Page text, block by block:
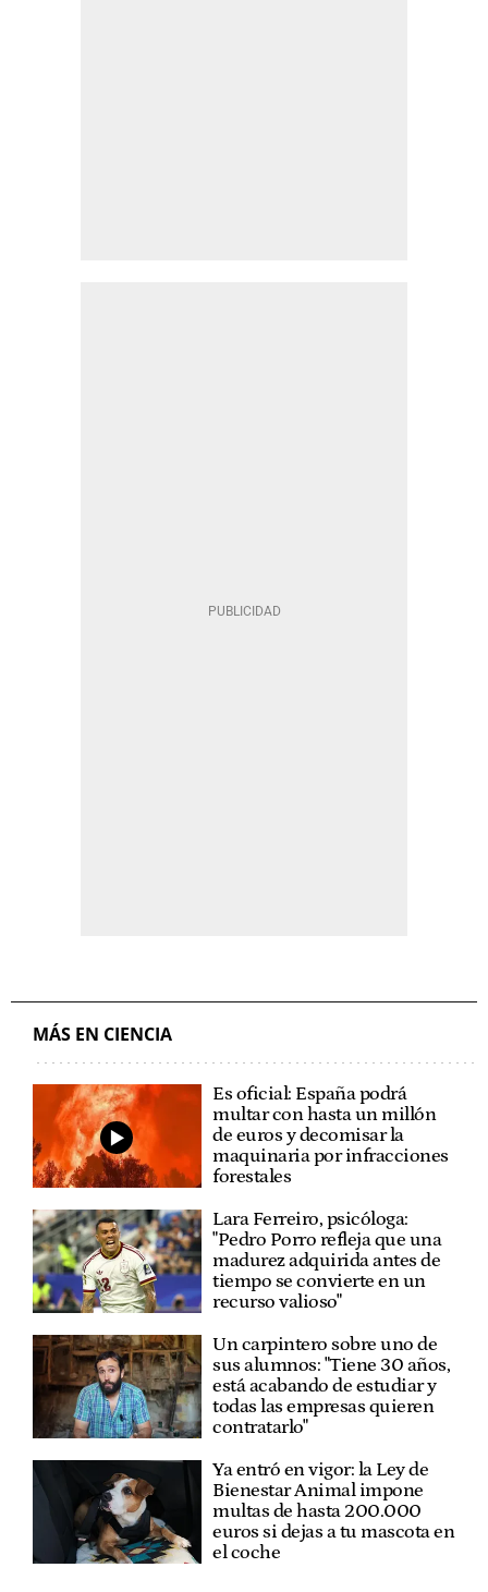
MÁS EN CIENCIA
Es oficial: España podrá
multar con hasta un millón
de euros y decomisar la
maquinaria por infracciones
forestales
Lara Ferreiro, psicóloga:
"Pedro Porro refleja que una
madurez adquirida antes de
tiempo se convierte en un
recurso valioso"
Un carpintero sobre uno de
sus alumnos: "Tiene 30 años,
está acabando de estudiar y
todas las empresas quieren
contratarlo"
Ya entró en vigor: la Ley de
Bienestar Animal impone
multas de hasta 200.000
euros si dejas a tu mascota en
el coche